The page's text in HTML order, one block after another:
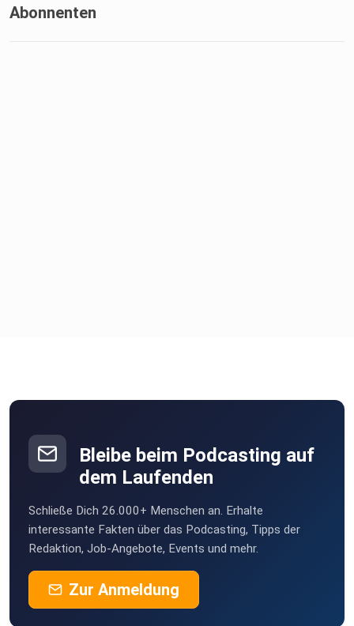
Abonnenten
Bleibe beim Podcasting auf
dem Laufenden
Schließe Dich 26.000+ Menschen an. Erhalte
interessante Fakten über das Podcasting, Tipps der
Redaktion, Job-Angebote, Events und mehr.
Zur Anmeldung